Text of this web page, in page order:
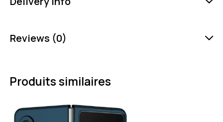
Reviews (0)
Produits similaires